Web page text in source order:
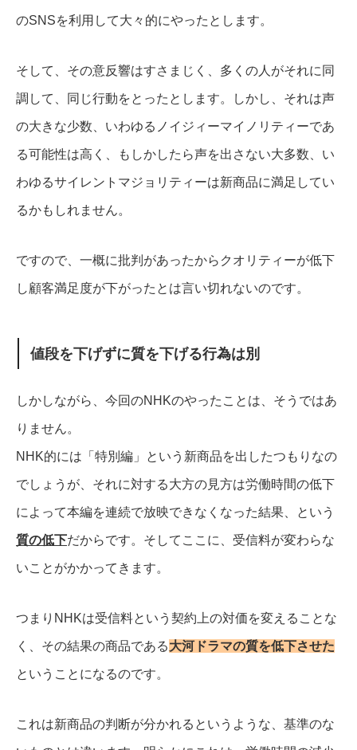
のSNSを利用して大々的にやったとします。
そして、その意反響はすさまじく、多くの人がそれに同
調して、同じ行動をとったとします。 しかし、それは声
の大きな少数、いわゆるノイジィーマイノリティーであ
る可能性は高く、もしかしたら声を出さない大多数、い
わゆるサイレントマジョリティーは新商品に満足してい
るかもしれません。
ですので、一概に批判があったからクオリティーが低下
し顧客満足度が下がったとは言い切れないのです。
値段を下げずに質を下げる行為は別
しかしながら、今回のNHKのやったことは、そうではあ
りません。
NHK的には「特別編」という新商品を出したつもりなの
でしょうが、それに対する大方の見方は労働時間の低下
によって本編を連続で放映できなくなった結果、という
質の低下だからです。 そしてここに、受信料が変わらな
いことがかかってきます。
つまりNHKは受信料という契約上の対価を変えることな
く、その結果の商品である大河ドラマの質を低下させた
ということになるのです。
これは新商品の判断が分かれるというような、基準のな